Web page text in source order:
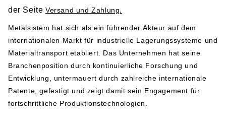
Metalsistem
Viale dell’Industria 2
38068 Rovereto
Italy
Telefonnummer: +39 0464 303030
der Seite Versand und Zahlung.
Metalsistem hat sich als ein führender Akteur auf dem
internationalen Markt für industrielle Lagerungssysteme und
Materialtransport etabliert. Das Unternehmen hat seine
Branchenposition durch kontinuierliche Forschung und
Entwicklung, untermauert durch zahlreiche internationale
Patente, gefestigt und zeigt damit sein Engagement für
fortschrittliche Produktionstechnologien.